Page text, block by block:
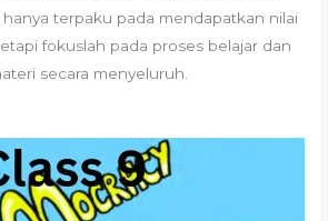
hanya terpaku pada mendapatkan nilai
fokuslah pada proses belajar dan
secara menyeluruh.